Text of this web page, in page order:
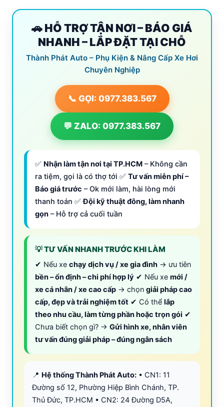
🚗 HỖ TRỢ TẬN NƠI – BÁO GIÁ
NHANH – LẮP ĐẶT TẠI CHỖ
Thành Phát Auto – Phụ Kiện & Nâng Cấp Xe Hơi
Chuyên Nghiệp
📞 GỌI: 0977.383.567
💬 ZALO: 0977.383.567
✅ Nhận làm tận nơi tại TP.HCM – Không cần
ra tiệm, gọi là có thợ tới ✅ Tư vấn miễn phí –
Báo giá trước – Ok mới làm, hài lòng mới
thanh toán ✅Đội kỹ thuật đông, làm nhanh
gọn – Hỗ trợ cả cuối tuần
💡 TƯ VẤN NHANH TRƯỚC KHI LÀM
✔ Nếu xe chạy dịch vụ / xe gia đình → ưu tiên
bền – ổn định – chi phí hợp lý ✔ Nếu xe mới /
xe cá nhân / xe cao cấp → chọn giải pháp cao
cấp, đẹp và trải nghiệm tốt ✔ Có thể lắp
theo nhu cầu, làm từng phần hoặc trọn gói ✔
Chưa biết chọn gì? → Gửi hình xe, nhân viên
tư vấn đúng giải pháp – đúng ngân sách
📍 Hệ thống Thành Phát Auto: • CN1: 11
Đường số 12, Phường Hiệp Bình Chánh, TP.
Thủ Đức, TP.HCM • CN2: 24 Đường D5A,